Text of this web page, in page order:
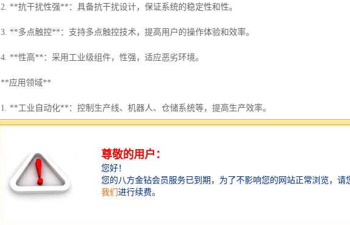
2. **抗干扰性强**：具备抗干扰设计，保证系统的稳定性和性。
3. **多点触控**：支持多点触控技术，提高用户的操作体验和效率。
4. **性高**：采用工业级组件，性强，适应恶劣环境。
**应用领域**
1. **工业自动化**：控制生产线、机器人、仓储系统等，提高生产效率。
3. **智能家居**：控制家庭智能设备，提升生活便利性。
4. **医疗设备**：监控医疗设备，确保医疗过程的性和性。